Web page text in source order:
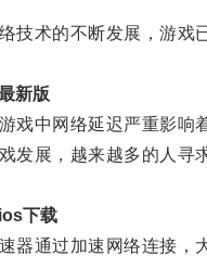
术的不断发展，游戏已
新版
中网络延迟严重影响着
展，越来越多的人寻求
下载
通过加速网络连接，大